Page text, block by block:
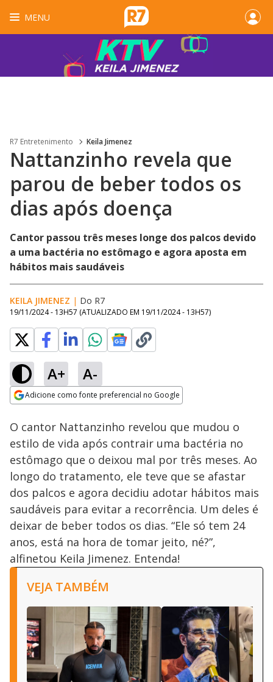
MENU
R7 Entretenimento Keila Jimenez
Nattanzinho revela que
parou de beber todos os
dias após doença
Cantor passou três meses longe dos palcos devido
a uma bactéria no estômago e agora aposta em
hábitos mais saudáveis
KEILA JIMENEZ | Do R7
19/11/2024 - 13H57 (ATUALIZADO EM 19/11/2024 - 13H57)
A+ A-
Adicione como fonte preferencial no Google
Ativar
89.35%
O cantor Nattanzinho revelou que mudou o
estilo de vida após contrair uma bactéria no
estômago que o deixou mal por três meses. Ao
longo do tratamento, ele teve que se afastar
dos palcos e agora decidiu adotar hábitos mais
saudáveis para evitar a recorrência. Um deles é
deixar de beber todos os dias. “Ele só tem 24
anos, está na hora de tomar jeito, né?”,
alfinetou Keila Jimenez. Entenda!
VEJA TAMBÉM